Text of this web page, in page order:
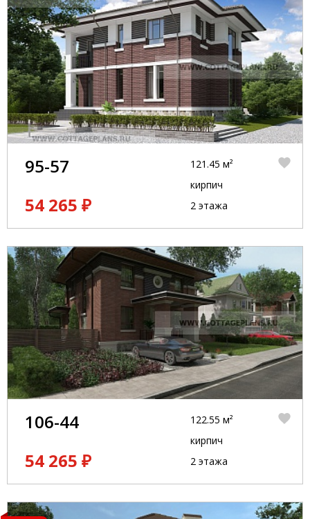
95-57
54 265 ₽
121.45 м²
кирпич
2 этажа
106-44
54 265 ₽
122.55 м²
кирпич
2 этажа